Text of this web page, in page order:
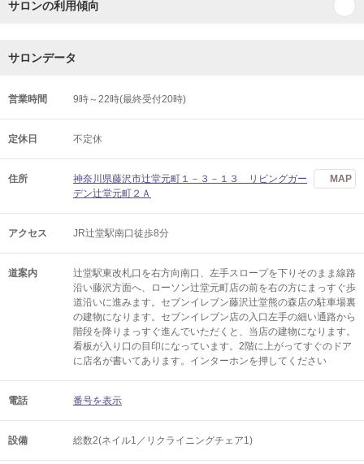
サロンの利用傾向
サロンデータ
営業時間 9時～22時(最終受付20時)
定休日 不定休
住所
神奈川県藤沢市辻堂元町１－３－１３ リビングガー
デン辻堂元町２Ａ
MAP
アクセス JR辻堂駅南口徒歩8分
道案内
辻堂駅東改札口を右方向南口、左手スロープを下りそのまま線路
沿い藤沢方面へ、ローソン辻堂元町店の前を右の方にまっすぐ歩
道沿いに進みます。セブンイレブン藤沢辻堂熊の森店の駐車場裏
の建物になります。セブンイレブン店の入口左手の細い通路から
階段を降りまっすぐ進んでいただくと、当店の建物になります。
看板が入り口の目印になっています。2階に上がってすぐのドア
に店名が書いてあります。インターホンを押してください
電話 番号を表示
設備 総数2(ネイル1／リクライニングチェア1)